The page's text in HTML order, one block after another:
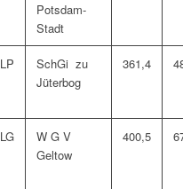
Potsdam-
Stadt
LP
SchGi zu
Jüterbog
361,4
LG
W G V
Geltow
400,5